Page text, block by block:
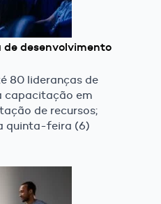
desenvolvimento
80 lideranças de
capacitação em
de recursos;
quinta-feira (6)